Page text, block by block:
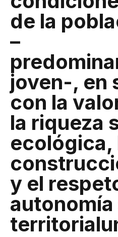
de la
–
joven-, en
con la
la riqueza
ecológica,
y el